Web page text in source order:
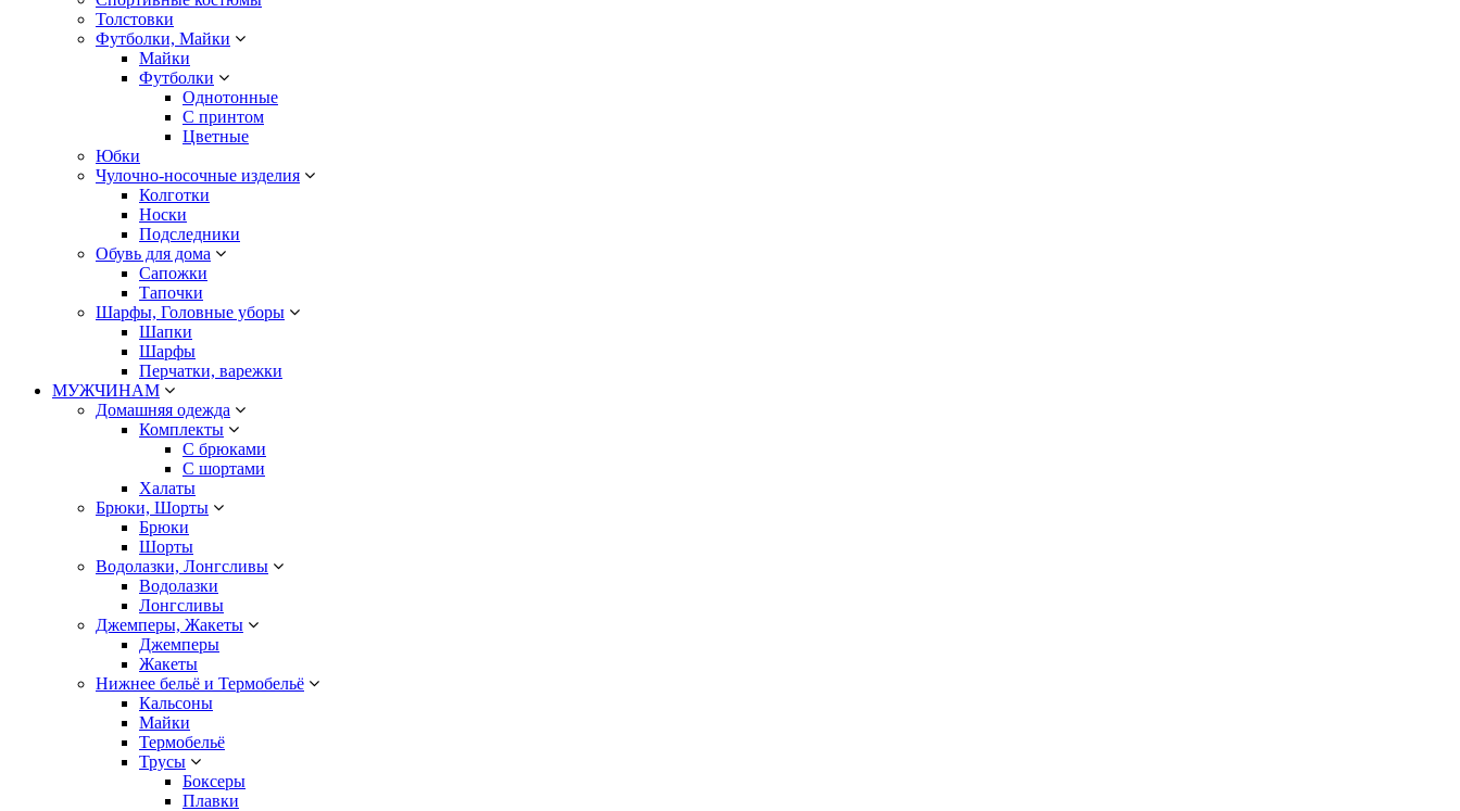
Толстовки
Футболки, Майки
Майки
Футболки
Однотонные
С принтом
Цветные
Юбки
Чулочно-носочные изделия
Колготки
Носки
Подследники
Обувь для дома
Сапожки
Тапочки
Шарфы, Головные уборы
Шапки
Шарфы
Перчатки, варежки
МУЖЧИНАМ
Домашняя одежда
Комплекты
С брюками
С шортами
Халаты
Брюки, Шорты
Брюки
Шорты
Водолазки, Лонгсливы
Водолазки
Лонгсливы
Джемперы, Жакеты
Джемперы
Жакеты
Нижнее бельё и Термобельё
Кальсоны
Майки
Термобельё
Трусы
Боксеры
Плавки